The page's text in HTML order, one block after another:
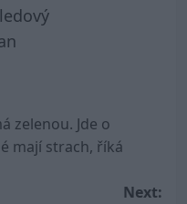
zelenou. Jde o
mají strach, říká
Next: